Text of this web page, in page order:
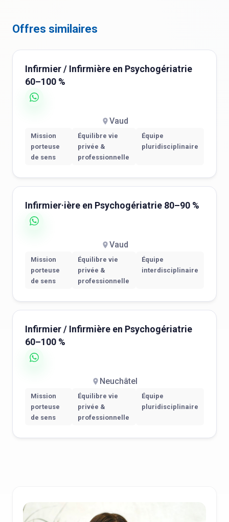
Offres similaires
Infirmier / Infirmière en Psychogériatrie
60–100 %
Vaud
Mission
porteuse
de sens
Équilibre vie
privée &
professionnelle
Équipe
pluridisciplinaire
Infirmier·ière en Psychogériatrie 80–90 %
Vaud
Mission
porteuse
de sens
Équilibre vie
privée &
professionnelle
Équipe
interdisciplinaire
Infirmier / Infirmière en Psychogériatrie
60–100 %
Neuchâtel
Mission
porteuse
de sens
Équilibre vie
privée &
professionnelle
Équipe
pluridisciplinaire